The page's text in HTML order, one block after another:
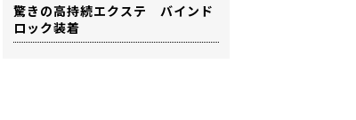
驚きの高持続エクステ バインド
ロック装着